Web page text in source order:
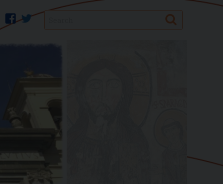
twitter
facebook Search